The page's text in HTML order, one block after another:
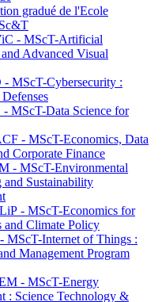
gradué de l'Ecole
- MScT-Artificial
Advanced Visual
MScT-Cybersecurity :
MScT-Data Science for
- MScT-Economics, Data
Corporate Finance
- MScT-Environmental
and Sustainability
- MScT-Economics for
and Climate Policy
MScT-Internet of Things :
Management Program
- MScT-Energy
: Science Technology &